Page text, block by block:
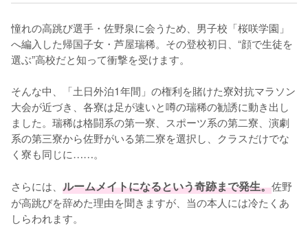
憧れの高跳び選手・佐野泉に会うため、男子校「桜咲学園」
へ編入した帰国子女・芦屋瑞稀。その登校初日、“顔で生徒を
選ぶ”高校だと知って衝撃を受けます。
そんな中、「土日外泊1年間」の権利を賭けた寮対抗マラソン
大会が近づき、各寮は足が速いと噂の瑞稀の勧誘に動き出し
ました。瑞稀は格闘系の第一寮、スポーツ系の第二寮、演劇
系の第三寮から佐野がいる第二寮を選択し、クラスだけでな
く寮も同じに……。
さらには、 ルームメイトになるという奇跡まで発生。佐野
が高跳びを辞めた理由を聞きますが、当の本人には冷たくあ
しらわれます。